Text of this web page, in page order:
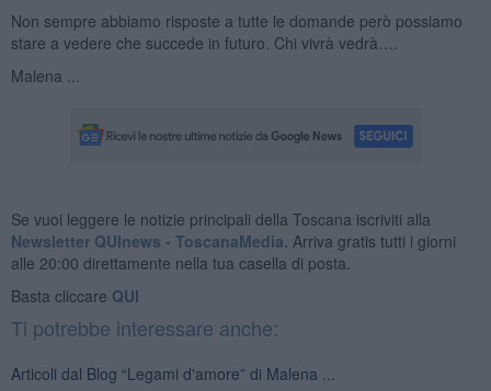
Non sempre abbiamo risposte a tutte le domande però possiamo
stare a vedere che succede in futuro. Chi vivrà vedrà….
Malena ...
Se vuoi leggere le notizie principali della Toscana iscriviti alla
Newsletter QUInews - ToscanaMedia. Arriva gratis tutti i giorni
alle 20:00 direttamente nella tua casella di posta.
Basta cliccare QUI
Ti potrebbe interessare anche:
Articoli dal Blog “Legami d'amore” di Malena ...